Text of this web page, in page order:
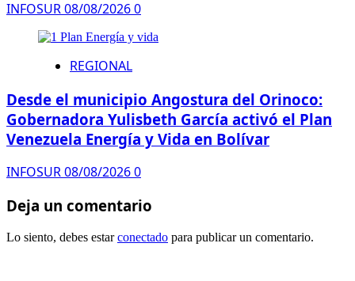
INFOSUR08/08/20260
REGIONAL
Desde el municipio Angostura del Orinoco:
Gobernadora Yulisbeth García activó el Plan
Venezuela Energía y Vida en Bolívar
INFOSUR08/08/20260
Deja un comentario
Lo siento, debes estarconectado para publicar un comentario.